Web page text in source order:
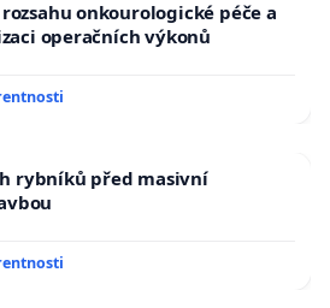
onkourologické péče a
operačních výkonů
rybníků před masivní